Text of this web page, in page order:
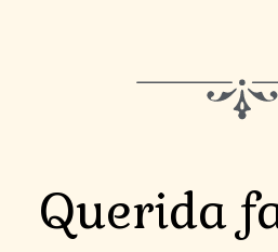
Querida